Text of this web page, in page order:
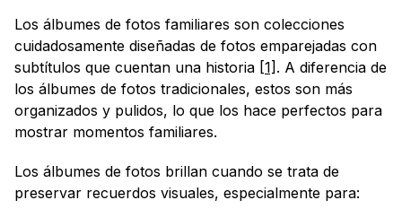
Los álbumes de fotos familiares son colecciones
cuidadosamente diseñadas de fotos emparejadas con
subtítulos que cuentan una historia [1] . A diferencia de
los álbumes de fotos tradicionales, estos son más
organizados y pulidos, lo que los hace perfectos para
mostrar momentos familiares.
Los álbumes de fotos brillan cuando se trata de
preservar recuerdos visuales, especialmente para: